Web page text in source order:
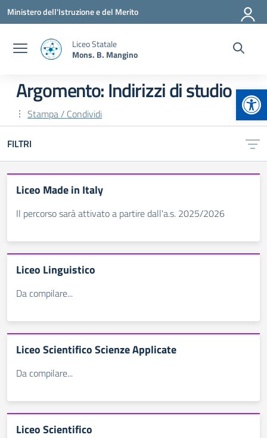
Vai ai contenuti
Vai al menu di navigazione
Vai al footer
Ministero dell'Istruzione e del Merito
Liceo Statale
Mons. B. Mangino
Argomento: Indirizzi di studio
Stampa / Condividi
FILTRI
Liceo Made in Italy
Il percorso sarà attivato a partire dall'a.s. 2025/2026
Liceo Linguistico
Da compilare...
Liceo Scientifico Scienze Applicate
Da compilare...
Liceo Scientifico